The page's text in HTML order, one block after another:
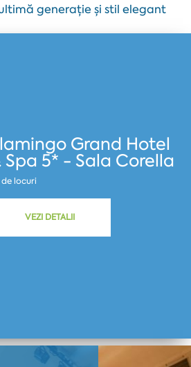
generație și stil elegant
Grand Hotel
Spa 5* - Sala Corella
de locuri
VEZI DETALII